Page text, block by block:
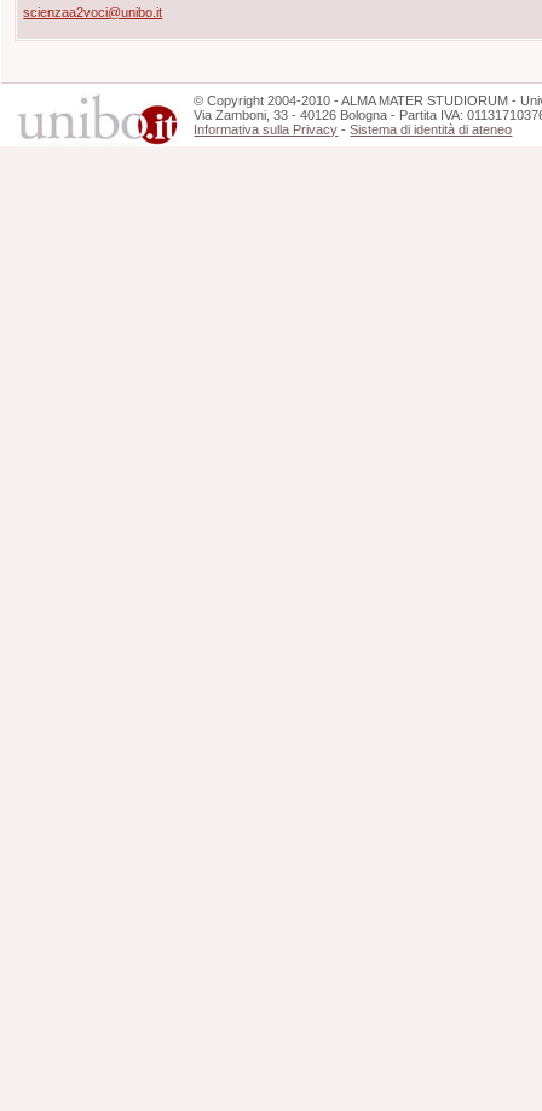
scienzaa2voci@unibo.it
©Copyright 2004-2010 - ALMA MATER STUDIORUM -
Via Zamboni, 33 - 40126 Bologna - Partita IVA:
Informativa sulla Privacy -Sistema di identità di ateneo